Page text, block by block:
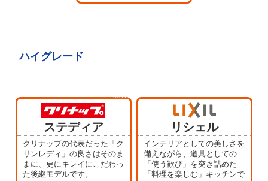
ハイグレード
ステディア
クリナップの代表だった「ク
リンレディ」の良さはそのま
まに、更にキレイにこだわっ
た後継モデルです。
当店人気
リシェル
インテリアとしての美しさを
備えながら、道具としての
「使う歓び」を突き詰めた
「料理を楽しむ」キッチンで